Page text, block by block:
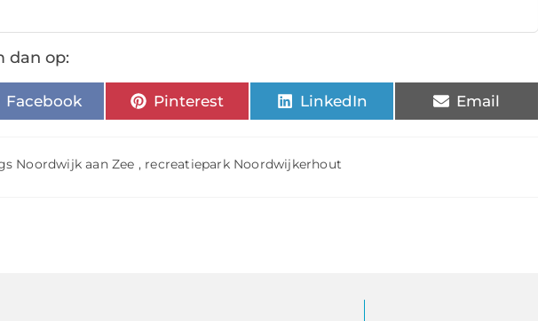
dan op:
Facebook Pinterest LinkedIn Email
Noordwijk aan Zee , recreatiepark Noordwijkerhout